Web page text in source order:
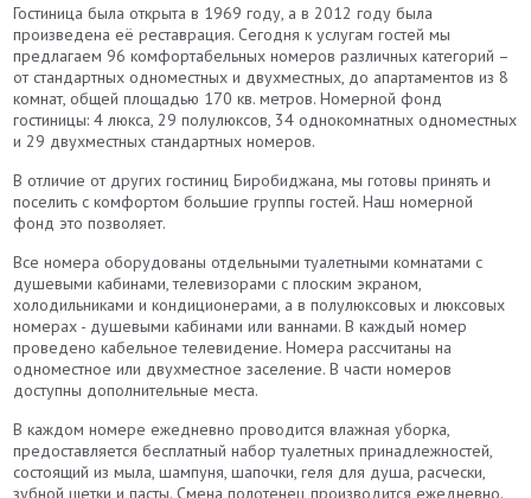
Гостиница была открыта в 1969 году, а в 2012 году была
произведена её реставрация. Сегодня к услугам гостей мы
предлагаем 96 комфортабельных номеров различных категорий –
от стандартных одноместных и двухместных, до апартаментов из 8
комнат, общей площадью 170 кв. метров. Номерной фонд
гостиницы: 4 люкса, 29 полулюксов, 34 однокомнатных одноместных
и 29 двухместных стандартных номеров.
В отличие от других гостиниц Биробиджана, мы готовы принять и
поселить с комфортом большие группы гостей. Наш номерной
фонд это позволяет.
Все номера оборудованы отдельными туалетными комнатами с
душевыми кабинами, телевизорами с плоским экраном,
холодильниками и кондиционерами, а в полулюксовых и люксовых
номерах - душевыми кабинами или ваннами. В каждый номер
проведено кабельное телевидение. Номера рассчитаны на
одноместное или двухместное заселение. В части номеров
доступны дополнительные места.
В каждом номере ежедневно проводится влажная уборка,
предоставляется бесплатный набор туалетных принадлежностей,
состоящий из мыла, шампуня, шапочки, геля для душа, расчески,
зубной щетки и пасты. Смена полотенец производится ежедневно.